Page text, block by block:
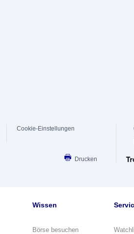
Cookie-Einstellungen
Drucken
Wissen
Börse besuchen